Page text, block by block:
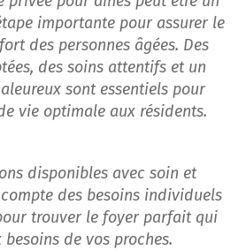
importante pour assurer le
des personnes âgées. Des
des soins attentifs et un
sont essentiels pour
vie optimale aux résidents.
disponibles avec soin et
des besoins individuels
trouver le foyer parfait qui
de vos proches.